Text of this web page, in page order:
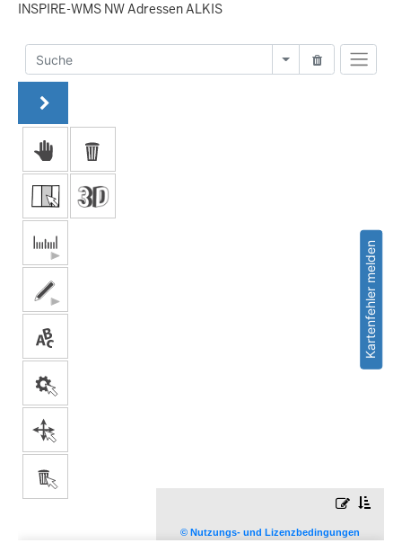
INSPIRE-WMS NW Adressen ALKIS